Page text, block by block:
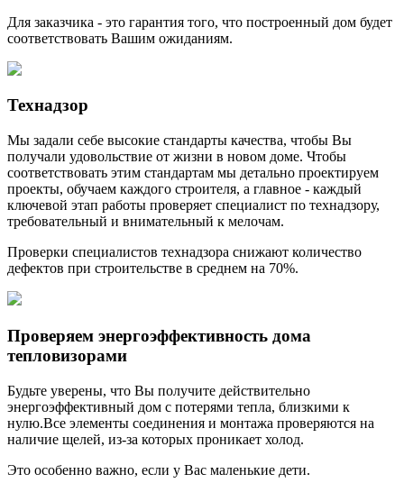
Для заказчика - это гарантия того, что построенный дом будет
соответствовать Вашим ожиданиям.
Технадзор
Мы задали себе высокие стандарты качества, чтобы Вы
получали удовольствие от жизни в новом доме. Чтобы
соответствовать этим стандартам мы детально проектируем
проекты, обучаем каждого строителя, а главное - каждый
ключевой этап работы проверяет специалист по технадзору,
требовательный и внимательный к мелочам.
Проверки специалистов технадзора снижают количество
дефектов при строительстве в среднем на 70%.
Проверяем энергоэффективность дома
тепловизорами
Будьте уверены, что Вы получите действительно
энергоэффективный дом с потерями тепла, близкими к
нулю.Все элементы соединения и монтажа проверяются на
наличие щелей, из-за которых проникает холод.
Это особенно важно, если у Вас маленькие дети.